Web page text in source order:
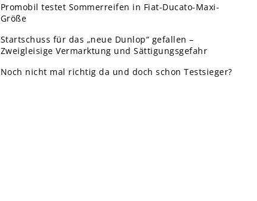
Promobil testet Sommerreifen in Fiat-Ducato-Maxi-
Größe
Startschuss für das „neue Dunlop“ gefallen –
Zweigleisige Vermarktung und Sättigungsgefahr
Noch nicht mal richtig da und doch schon Testsieger?